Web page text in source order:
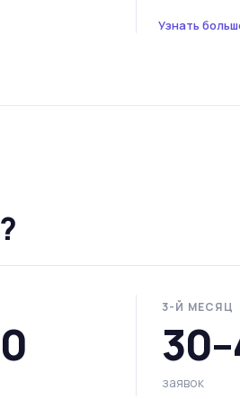
Узнать
3-Й МЕСЯЦ
заявок